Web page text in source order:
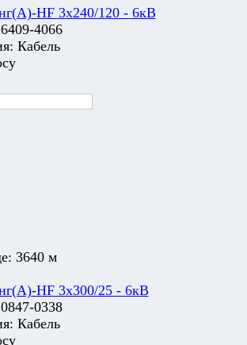
HF 3х240/120 - 6кВ
6409-4066
Кабель
3640 м
HF 3х300/25 - 6кВ
0847-0338
Кабель